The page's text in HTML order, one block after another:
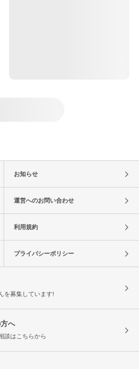
お知らせ
運営へのお問い合わせ
利用規約
プライバシーポリシー
を募集しています!
へ
談はこちらから